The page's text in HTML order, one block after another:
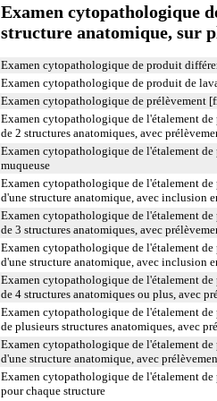
Examen cytopathologique
structure anatomique, sur
Examen cytopathologique de produit
Examen cytopathologique de produit de
Examen cytopathologique de prélèvement
Examen cytopathologique de l'étalement
de 2 structures anatomiques, avec
Examen cytopathologique de l'étalement
muqueuse
Examen cytopathologique de l'étalement
d'une structure anatomique, avec inclusion
Examen cytopathologique de l'étalement
de 3 structures anatomiques, avec
Examen cytopathologique de l'étalement
d'une structure anatomique, avec inclusion
Examen cytopathologique de l'étalement
de 4 structures anatomiques ou plus, avec
Examen cytopathologique de l'étalement
de plusieurs structures anatomiques, avec
Examen cytopathologique de l'étalement
d'une structure anatomique, avec
Examen cytopathologique de l'étalement
pour chaque structure